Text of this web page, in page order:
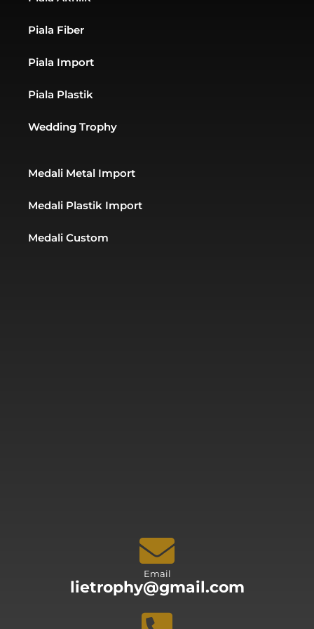
Piala Fiber
Piala Import
Piala Plastik
Wedding Trophy
Medali Metal Import
Medali Plastik Import
Medali Custom
Email
lietrophy@gmail.com